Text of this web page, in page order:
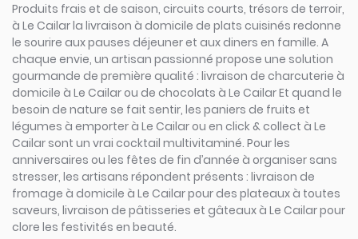
Produits frais et de saison, circuits courts, trésors de terroir,
à Le Cailar la livraison à domicile de plats cuisinés redonne
le sourire aux pauses déjeuner et aux diners en famille. A
chaque envie, un artisan passionné propose une solution
gourmande de première qualité : livraison de charcuterie à
domicile à Le Cailar ou de chocolats à Le Cailar Et quand le
besoin de nature se fait sentir, les paniers de fruits et
légumes à emporter à Le Cailar ou en click & collect à Le
Cailar sont un vrai cocktail multivitaminé. Pour les
anniversaires ou les fêtes de fin d’année à organiser sans
stresser, les artisans répondent présents : livraison de
fromage à domicile à Le Cailar pour des plateaux à toutes
saveurs, livraison de pâtisseries et gâteaux à Le Cailar pour
clore les festivités en beauté.